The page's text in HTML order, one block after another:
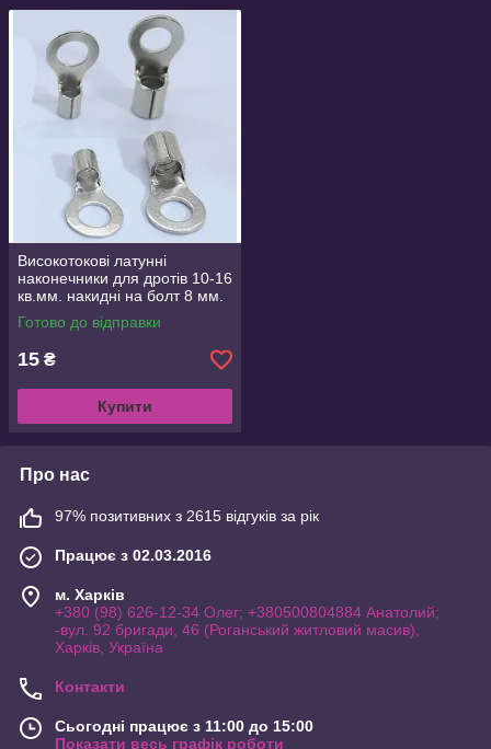
Високотокові латунні
наконечники для дротів 10-16
кв.мм. накидні на болт 8 мм.
Готово до відправки
15 ₴
Купити
Про нас
97% позитивних з 2615 відгуків за рік
Працює з 02.03.2016
м. Харків
+380 (98) 626-12-34 Олег; +380500804884 Анатолий;
-вул. 92 бригади, 46 (Роганський житловий масив),
Харків, Україна
Контакти
Сьогодні працює з 11:00 до 15:00
Показати весь графік роботи